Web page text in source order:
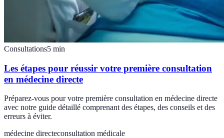
Consultations5 min
Les étapes pour réussir votre première consultation
en médecine directe
Préparez-vous pour votre première consultation en médecine directe
avec notre guide détaillé comprenant des étapes, des conseils et des
erreurs à éviter.
médecine directeconsultation médicale